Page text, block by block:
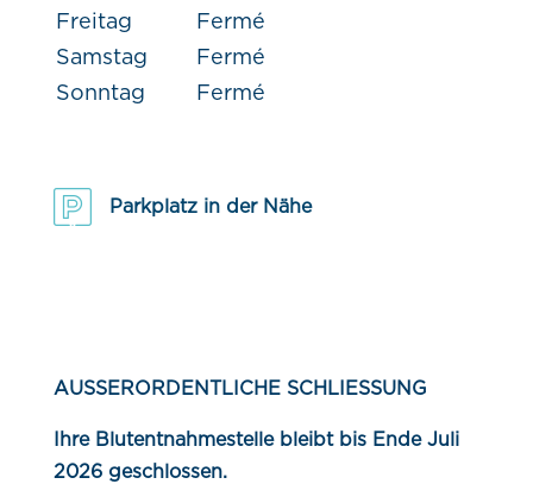
Freitag
Fermé
Samstag
Fermé
Sonntag
Fermé
Parkplatz in der Nähe
AUSSERORDENTLICHE SCHLIESSUNG
Ihre Blutentnahmestelle bleibt bis Ende Juli
2026 geschlossen.